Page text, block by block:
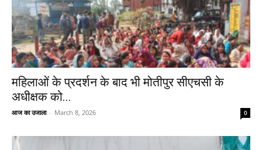
महिलाओं के प्रदर्शन के बाद भी मोतीपुर सीएचसी के
अधीक्षक को...
आज का उजाला - March 8, 2026 0